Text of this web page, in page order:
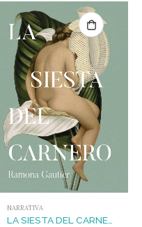
NARRATIVA